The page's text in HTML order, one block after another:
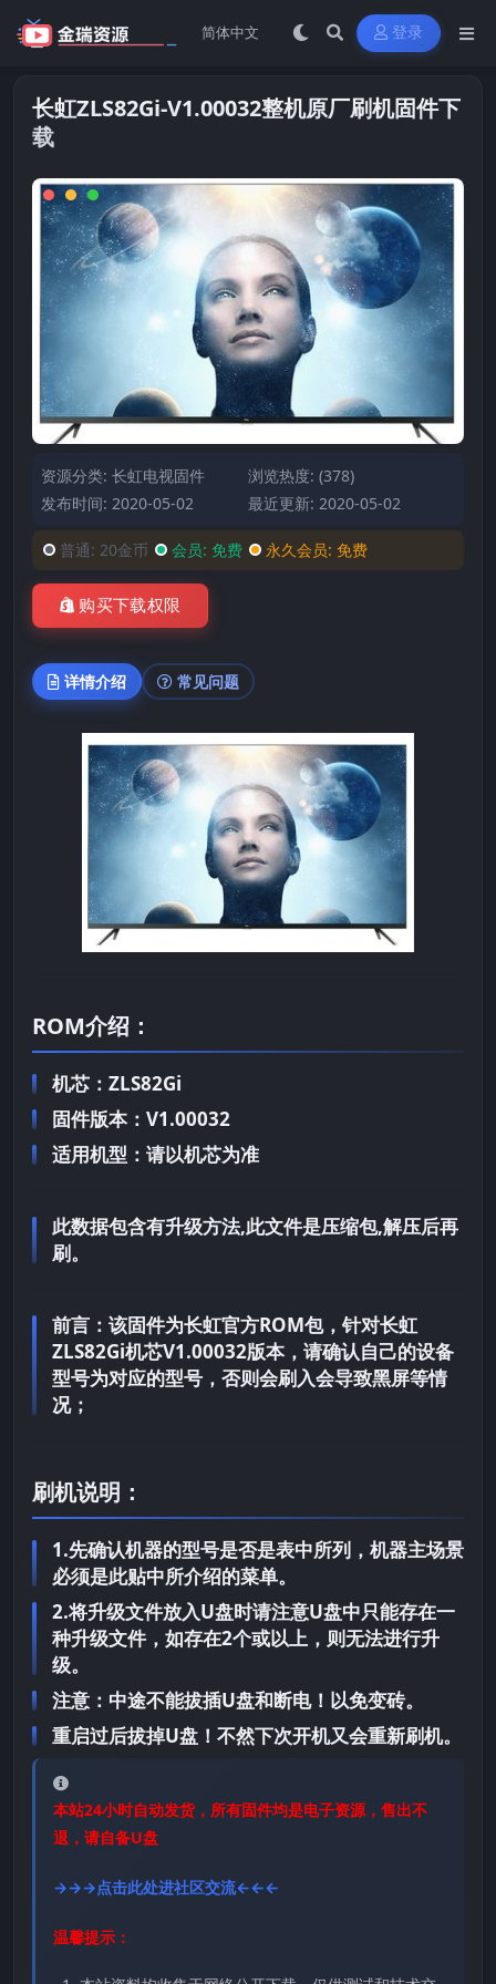
登录
长虹ZLS82Gi-V1.00032整机原厂刷机固件下
载
资源分类: 长虹电视固件
浏览热度: (378)
发布时间: 2020-05-02
最近更新: 2020-05-02
普通: 20金币 会员: 免费 永久会员: 免费
购买下载权限
详情介绍 常见问题
ROM介绍：
机芯：ZLS82Gi
固件版本：V1.00032
适用机型：请以机芯为准
此数据包含有升级方法,此文件是压缩包,解压后再
刷。
前言： 该固件为长虹官方ROM包，针对长虹
ZLS82Gi机芯V1.00032版本，请确认自己的设备
型号为对应的型号，否则会刷入会导致黑屏等情
况；
刷机说明：
1.先确认机器的型号是否是表中所列，机器主场景
必须是此贴中所介绍的菜单。
2.将升级文件放入U盘时请注意U盘中只能存在一
种升级文件，如存在2个或以上，则无法进行升
级。
注意：中途不能拔插U盘和断电！以免变砖。
重启过后拔掉U盘！不然下次开机又会重新刷机。
本站24小时自动发货，所有固件均是电子资源，售出不
退，请自备U盘
→→→点击此处进社区交流←←←
温馨提示：